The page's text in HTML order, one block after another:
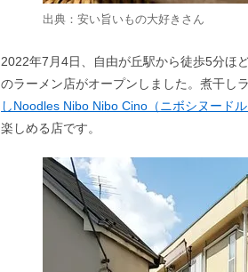
出典： 安い旨いもの大好き さん
2022年7月4日、自由が丘駅から徒歩5分ほ
のラーメン店がオープンしました。煮干し
しNoodles Nibo Nibo Cino（ニボシヌードル
楽しめる店です。